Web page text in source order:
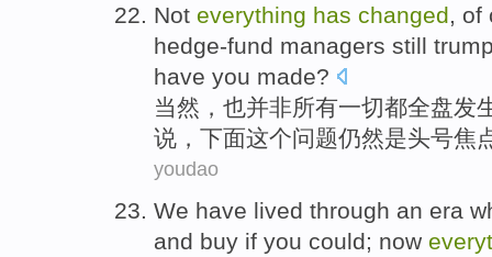
Not everything has changed, of
hedge-fund managers still
have you made?
当然 ，也并非所有一切都全盘发
说 ，下面这个问题仍然是头号焦
youdao
We have lived through an era
and buy if you could; now